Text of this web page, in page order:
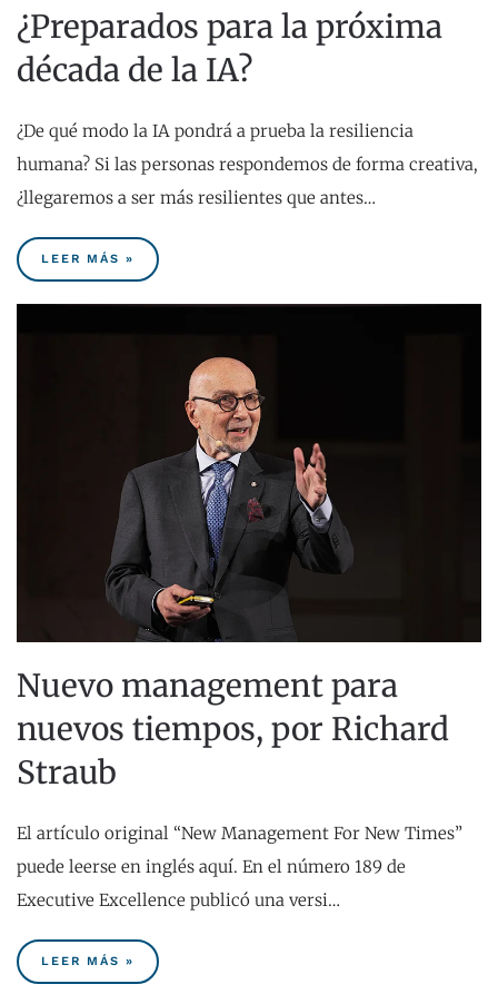
¿Preparados para la próxima
década de la IA?
¿De qué modo la IA pondrá a prueba la resiliencia
humana? Si las personas respondemos de forma creativa,
¿llegaremos a ser más resilientes que antes…
LEER MÁS »
Nuevo management para
nuevos tiempos, por Richard
Straub
El artículo original “New Management For New Times”
puede leerse en inglés aquí. En el número 189 de
Executive Excellence publicó una versi…
LEER MÁS »